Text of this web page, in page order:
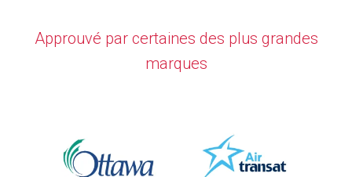
Approuvé par certaines des plus grandes
marques